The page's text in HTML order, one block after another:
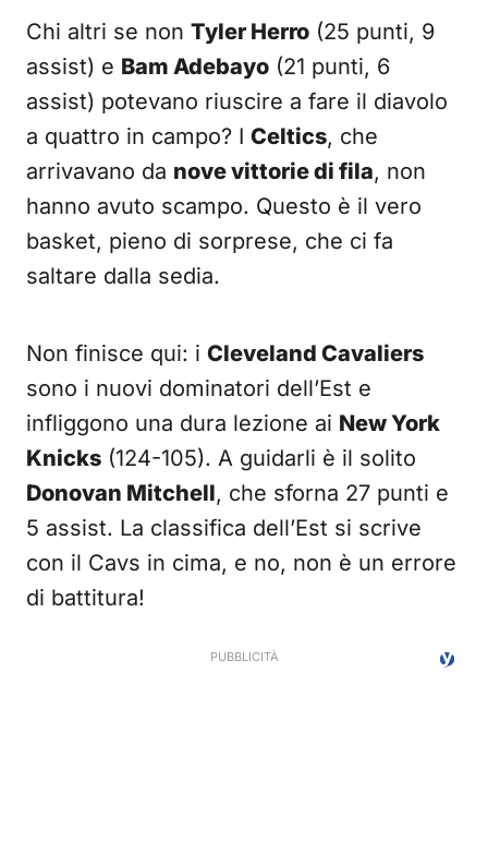
Chi altri se non Tyler Herro (25 punti, 9
assist) e Bam Adebayo (21 punti, 6
assist) potevano riuscire a fare il diavolo
a quattro in campo? I Celtics, che
arrivavano da nove vittorie di fila, non
hanno avuto scampo. Questo è il vero
basket, pieno di sorprese, che ci fa
saltare dalla sedia.
Non finisce qui: i Cleveland Cavaliers
sono i nuovi dominatori dell’Est e
infliggono una dura lezione ai New York
Knicks (124-105). A guidarli è il solito
Donovan Mitchell, che sforna 27 punti e
5 assist. La classifica dell’Est si scrive
con il Cavs in cima, e no, non è un errore
di battitura!